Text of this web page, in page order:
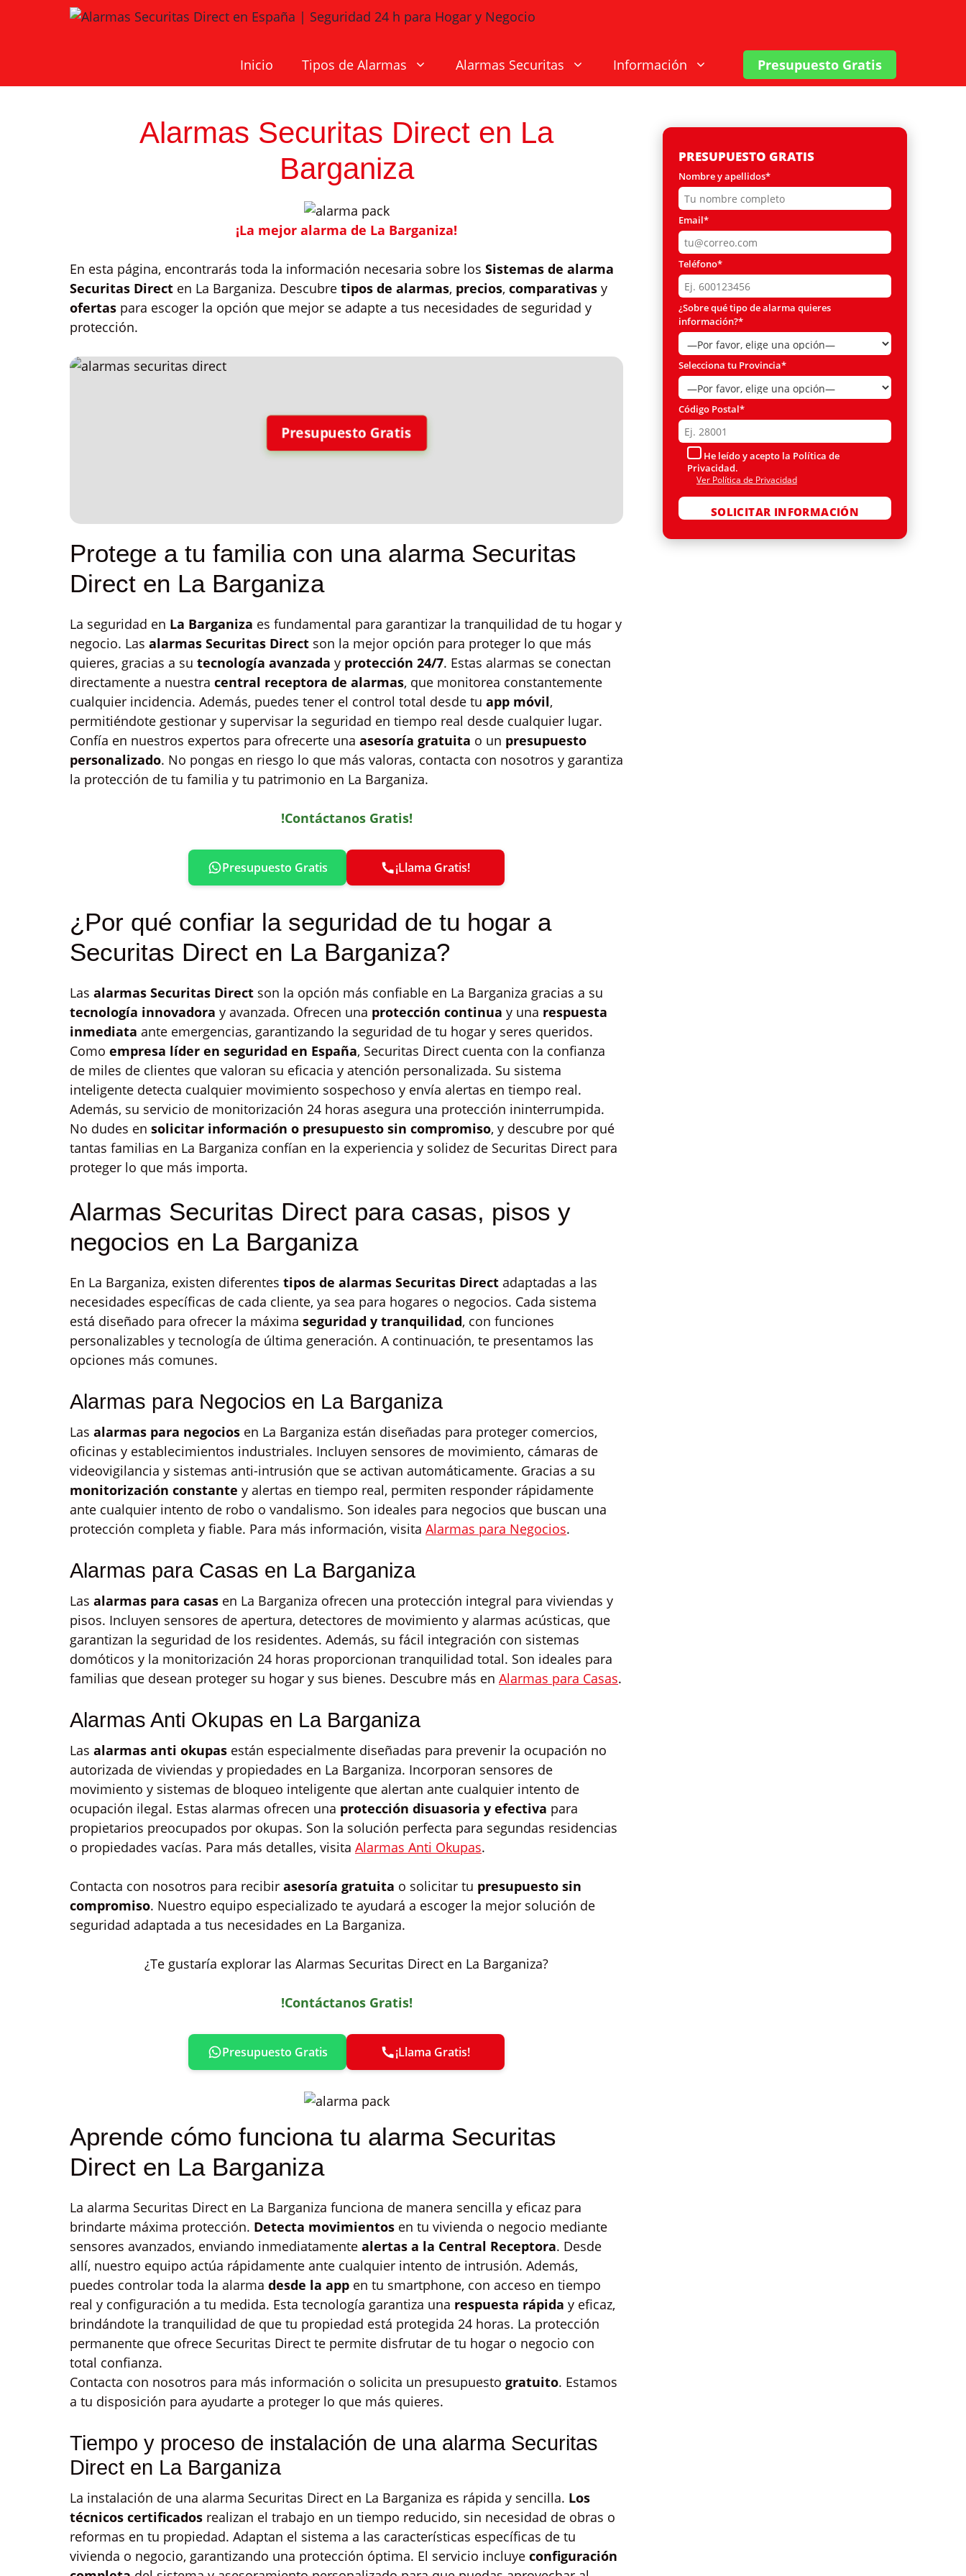
Inicio
Tipos de Alarmas Alarmas Securitas Información Presupuesto Gratis
Alarmas Securitas Direct en La
Barganiza
¡La mejor alarma de La Barganiza!
En esta página, encontrarás toda la información necesaria sobre los Sistemas de alarma
Securitas Direct en La Barganiza. Descubre tipos de alarmas, precios, comparativas y
ofertas para escoger la opción que mejor se adapte a tus necesidades de seguridad y
protección.
Presupuesto Gratis
Protege a tu familia con una alarma Securitas
Direct en La Barganiza
La seguridad en La Barganiza es fundamental para garantizar la tranquilidad de tu hogar y
negocio. Las alarmas Securitas Direct son la mejor opción para proteger lo que más
quieres, gracias a su tecnología avanzada y protección 24/7. Estas alarmas se conectan
directamente a nuestra central receptora de alarmas, que monitorea constantemente
cualquier incidencia. Además, puedes tener el control total desde tu app móvil,
permitiéndote gestionar y supervisar la seguridad en tiempo real desde cualquier lugar.
Confía en nuestros expertos para ofrecerte una asesoría gratuita o un presupuesto
personalizado. No pongas en riesgo lo que más valoras, contacta con nosotros y garantiza
la protección de tu familia y tu patrimonio en La Barganiza.
!Contáctanos Gratis!
Presupuesto Gratis ¡Llama Gratis!
¿Por qué confiar la seguridad de tu hogar a
Securitas Direct en La Barganiza?
Las alarmas Securitas Direct son la opción más confiable en La Barganiza gracias a su
tecnología innovadora y avanzada. Ofrecen una protección continua y una respuesta
inmediata ante emergencias, garantizando la seguridad de tu hogar y seres queridos.
Como empresa líder en seguridad en España, Securitas Direct cuenta con la confianza
de miles de clientes que valoran su eficacia y atención personalizada. Su sistema
inteligente detecta cualquier movimiento sospechoso y envía alertas en tiempo real.
Además, su servicio de monitorización 24 horas asegura una protección ininterrumpida.
No dudes en solicitar información o presupuesto sin compromiso, y descubre por qué
tantas familias en La Barganiza confían en la experiencia y solidez de Securitas Direct para
proteger lo que más importa.
Alarmas Securitas Direct para casas, pisos y
negocios en La Barganiza
En La Barganiza, existen diferentes tipos de alarmas Securitas Direct adaptadas a las
necesidades específicas de cada cliente, ya sea para hogares o negocios. Cada sistema
está diseñado para ofrecer la máxima seguridad y tranquilidad, con funciones
personalizables y tecnología de última generación. A continuación, te presentamos las
opciones más comunes.
Alarmas para Negocios en La Barganiza
Las alarmas para negocios en La Barganiza están diseñadas para proteger comercios,
oficinas y establecimientos industriales. Incluyen sensores de movimiento, cámaras de
videovigilancia y sistemas anti-intrusión que se activan automáticamente. Gracias a su
monitorización constante y alertas en tiempo real, permiten responder rápidamente
ante cualquier intento de robo o vandalismo. Son ideales para negocios que buscan una
protección completa y fiable. Para más información, visita Alarmas para Negocios.
Alarmas para Casas en La Barganiza
Las alarmas para casas en La Barganiza ofrecen una protección integral para viviendas y
pisos. Incluyen sensores de apertura, detectores de movimiento y alarmas acústicas, que
garantizan la seguridad de los residentes. Además, su fácil integración con sistemas
domóticos y la monitorización 24 horas proporcionan tranquilidad total. Son ideales para
familias que desean proteger su hogar y sus bienes. Descubre más en Alarmas para Casas.
Alarmas Anti Okupas en La Barganiza
Las alarmas anti okupas están especialmente diseñadas para prevenir la ocupación no
autorizada de viviendas y propiedades en La Barganiza. Incorporan sensores de
movimiento y sistemas de bloqueo inteligente que alertan ante cualquier intento de
ocupación ilegal. Estas alarmas ofrecen una protección disuasoria y efectiva para
propietarios preocupados por okupas. Son la solución perfecta para segundas residencias
o propiedades vacías. Para más detalles, visita Alarmas Anti Okupas.
Contacta con nosotros para recibir asesoría gratuita o solicitar tu presupuesto sin
compromiso. Nuestro equipo especializado te ayudará a escoger la mejor solución de
seguridad adaptada a tus necesidades en La Barganiza.
¿Te gustaría explorar las Alarmas Securitas Direct en La Barganiza?
!Contáctanos Gratis!
Presupuesto Gratis ¡Llama Gratis!
Aprende cómo funciona tu alarma Securitas
Direct en La Barganiza
La alarma Securitas Direct en La Barganiza funciona de manera sencilla y eficaz para
brindarte máxima protección. Detecta movimientos en tu vivienda o negocio mediante
sensores avanzados, enviando inmediatamente alertas a la Central Receptora. Desde
allí, nuestro equipo actúa rápidamente ante cualquier intento de intrusión. Además,
puedes controlar toda la alarma desde la app en tu smartphone, con acceso en tiempo
real y configuración a tu medida. Esta tecnología garantiza una respuesta rápida y eficaz,
brindándote la tranquilidad de que tu propiedad está protegida 24 horas. La protección
permanente que ofrece Securitas Direct te permite disfrutar de tu hogar o negocio con
total confianza.
Contacta con nosotros para más información o solicita un presupuesto gratuito. Estamos
a tu disposición para ayudarte a proteger lo que más quieres.
Tiempo y proceso de instalación de una alarma Securitas
Direct en La Barganiza
La instalación de una alarma Securitas Direct en La Barganiza es rápida y sencilla. Los
técnicos certificados realizan el trabajo en un tiempo reducido, sin necesidad de obras o
reformas en tu propiedad. Adaptan el sistema a las características específicas de tu
vivienda o negocio, garantizando una protección óptima. El servicio incluye configuración
PRESUPUESTO GRATIS
Nombre y apellidos*
Email*
Teléfono*
¿Sobre qué tipo de alarma quieres
información?*
Selecciona tu Provincia*
Código Postal*
He leído y acepto la Política de
Privacidad.
Ver Política de Privacidad
Por favor, deja este campo vacío.